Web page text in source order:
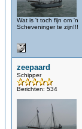
Wat is 't toch fijn om 'n
Scheveninger te zijn!!!
zeepaard
Schipper
Berichten: 534